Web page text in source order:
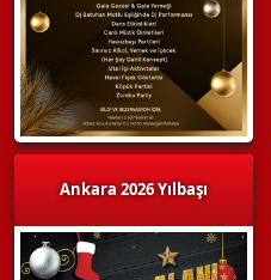
Ankara 2026 Yılbaşı